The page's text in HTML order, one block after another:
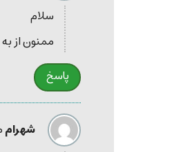
سلام
ممنون از
پاسخ
شهرام